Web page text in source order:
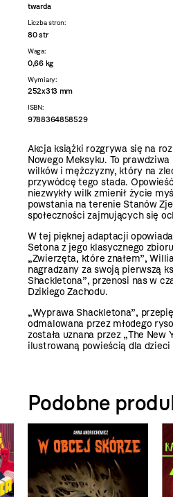
twarda
Liczba stron:
80 str
Waga:
0,66 kg
Wymiary:
252x313 mm
ISBN:
9788364858529
Akcja książki rozgrywa się na
Nowego Meksyku. To
wilków i mężczyzny, który na
przywódcę tego stada.
niezwykły wilk zmienił życie
powstania na terenie Stanów
społeczności zajmujących się
W tej pięknej adaptacji
Setona z jego klasycznego
„Zwierzęta, które znałem”,
nagradzany za swoją pierwszą
Shackletona”, przenosi nas w
Dzikiego Zachodu.
„Wyprawa Shackletona”,
odmalowana przez młodego
została uznana przez „The New
ilustrowaną powieścią dla dzieci
Podobne